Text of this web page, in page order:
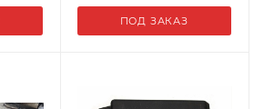
ПОД ЗАКАЗ